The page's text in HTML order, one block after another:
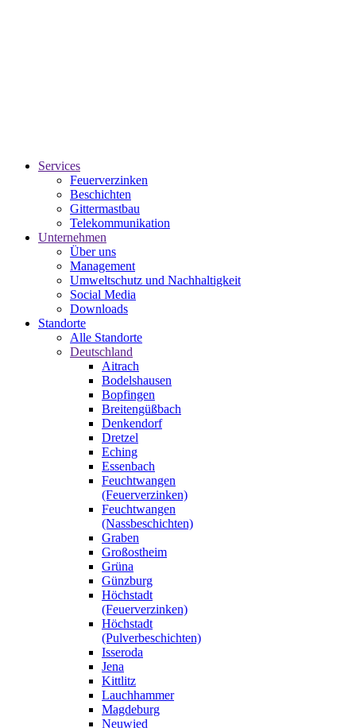
Services
Feuerverzinken
Beschichten
Gittermastbau
Telekommunikation
Unternehmen
Über uns
Management
Umweltschutz und Nachhaltigkeit
Social Media
Downloads
Standorte
Alle Standorte
Deutschland
Aitrach
Bodelshausen
Bopfingen
Breitengüßbach
Denkendorf
Dretzel
Eching
Essenbach
Feuchtwangen
(Feuerverzinken)
Feuchtwangen
(Nassbeschichten)
Graben
Großostheim
Grüna
Günzburg
Höchstadt
(Feuerverzinken)
Höchstadt
(Pulverbeschichten)
Isseroda
Jena
Kittlitz
Lauchhammer
Magdeburg
Neuwied